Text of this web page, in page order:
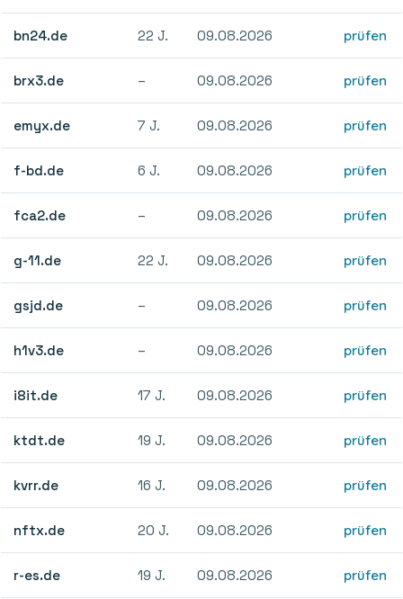
bn24.de 22 J. 09.08.2026 prüfen
brx3.de – 09.08.2026 prüfen
emyx.de 7 J. 09.08.2026 prüfen
f-bd.de 6 J. 09.08.2026 prüfen
fca2.de – 09.08.2026 prüfen
g-11.de 22 J. 09.08.2026 prüfen
gsjd.de – 09.08.2026 prüfen
h1v3.de – 09.08.2026 prüfen
i8it.de 17 J. 09.08.2026 prüfen
ktdt.de 19 J. 09.08.2026 prüfen
kvrr.de 16 J. 09.08.2026 prüfen
nftx.de 20 J. 09.08.2026 prüfen
r-es.de 19 J. 09.08.2026 prüfen